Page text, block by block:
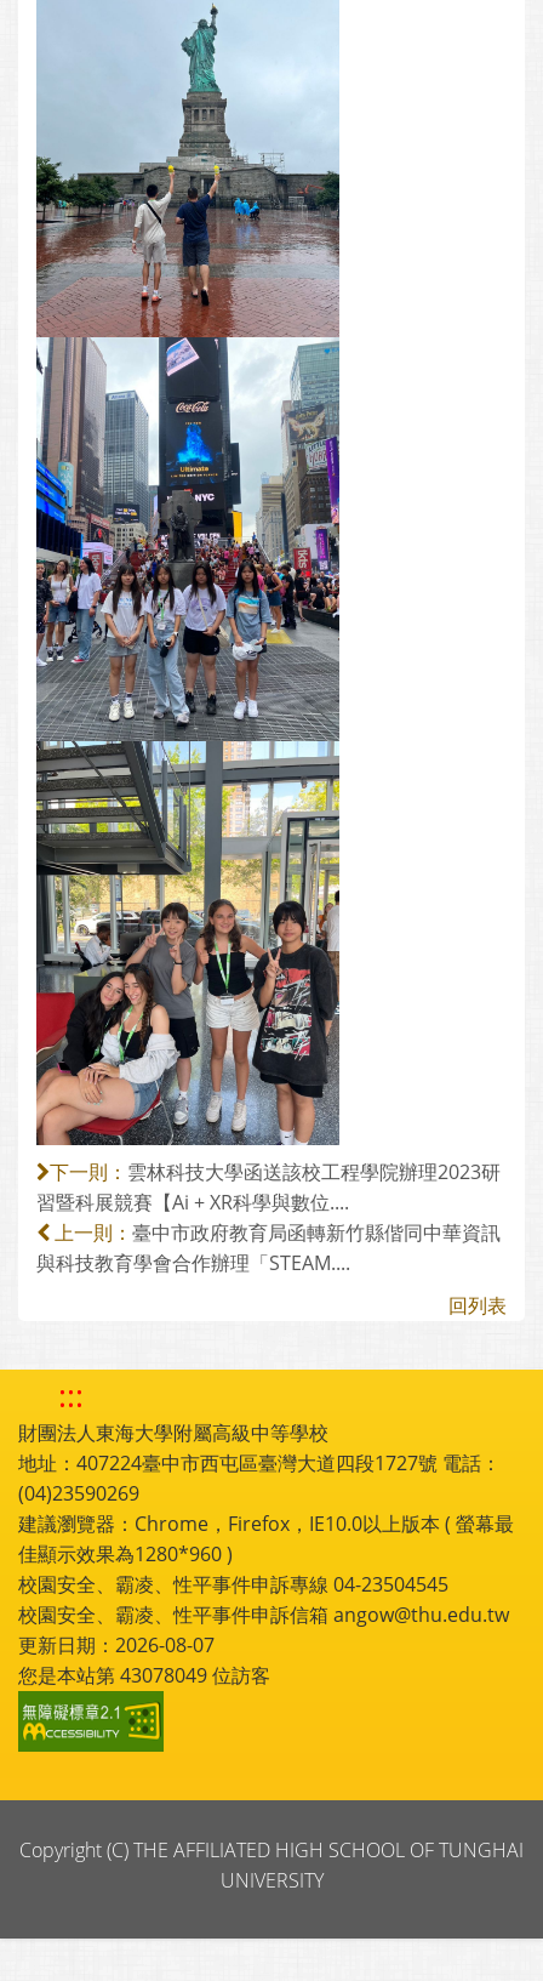
下一則： 雲林科技大學函送該校工程學院辦理2023研
習暨科展競賽【Ai + XR科學與數位....
上一則： 臺中市政府教育局函轉新竹縣偕同中華資訊
與科技教育學會合作辦理「STEAM....
回列表
:::
財團法人東海大學附屬高級中等學校
地址：407224臺中市西屯區臺灣大道四段1727號 電話：
(04)23590269
建議瀏覽器：Chrome，Firefox，IE10.0以上版本 ( 螢幕最
佳顯示效果為1280*960 )
校園安全、霸凌、性平事件申訴專線 04-23504545
校園安全、霸凌、性平事件申訴信箱 angow@thu.edu.tw
更新日期：2026-08-07
您是本站第43078049位訪客
Copyright (C) THE AFFILIATED HIGH SCHOOL OF TUNGHAI
UNIVERSITY